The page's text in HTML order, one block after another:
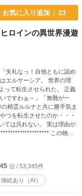
お気に入り追加 23
ロインの異世界漫遊
失礼なっ！自他ともに認め
て転生させられた。 正義
ですわぁ～」「無難が一
精霊ルルナと共に勝手気ま
ては呉れない。 実は理由が
なった、 頭のおかしい元
位 / 53,345件
挿絵あり（AI）